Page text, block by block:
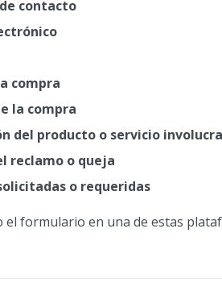
contacto
compra
la compra
del producto o servicio
reclamo o queja
o requeridas
el formulario en una de estas